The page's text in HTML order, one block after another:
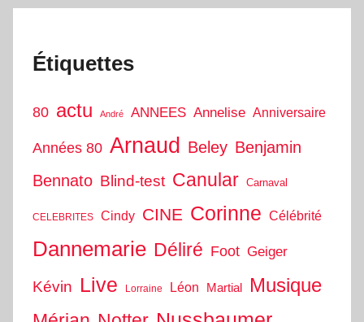
Étiquettes
80 actu André ANNEES Annelise Anniversaire
Années 80 Arnaud Beley Benjamin
Bennato Blind-test Canular Carnaval
CELEBRITES Cindy CINE Corinne Célébrité
Dannemarie Déliré Foot Geiger
Kévin Live Lorraine Léon Martial
Musique